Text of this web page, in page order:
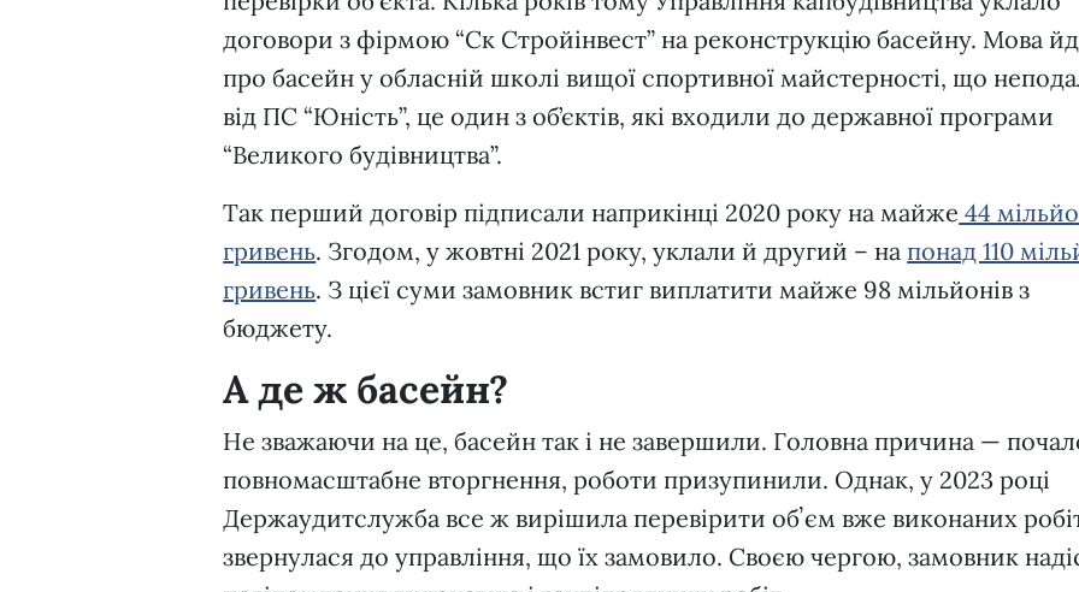
договори з фірмою “Ск Стройінвест” на реконструкцію басейну. Мова
про басейн у обласній школі вищої спортивної майстерності, що
від ПС “Юність”, це один з об’єктів, які входили до державної програми
“Великого будівництва”.
Так перший договір підписали наприкінці 2020 року на майже 44
гривень. Згодом, у жовтні 2021 року, уклали й другий – на понад 110
гривень. З цієї суми замовник встиг виплатити майже 98 мільйонів з
бюджету.
А де ж басейн?
Не зважаючи на це, басейн так і не завершили. Головна причина —
повномасштабне вторгнення, роботи призупинили. Однак, у 2023 році
Держаудитслужба все ж вирішила перевірити обʼєм вже виконаних
звернулася до управління, що їх замовило. Своєю чергою, замовник